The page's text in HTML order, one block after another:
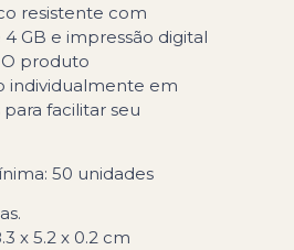
resistente com
GB e impressão digital
produto
individualmente em
facilitar seu
50 unidades
x 5.2 x 0.2 cm